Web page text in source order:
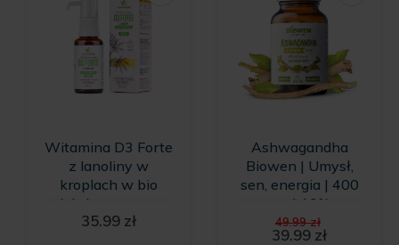
Witamina D3 Forte
z lanoliny w
kroplach w bio
oleju konopnym -
30 ml
35.99 zł
Ashwagandha
Biowen | Umysł,
sen, energia | 400
mg | 10%
49.99zł
cena
39.99 zł